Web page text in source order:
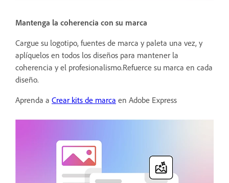
Mantenga la coherencia con su marca
Cargue su logotipo, fuentes de marca y paleta una vez, y
aplíquelos en todos los diseños para mantener la
coherencia y el profesionalismo.Refuerce su marca en cada
diseño.
Aprenda a Crear kits de marca en Adobe Express